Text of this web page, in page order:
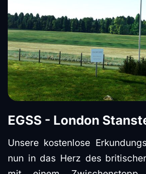
EGSS - London
Unsere kostenlose
nun in das Herz des